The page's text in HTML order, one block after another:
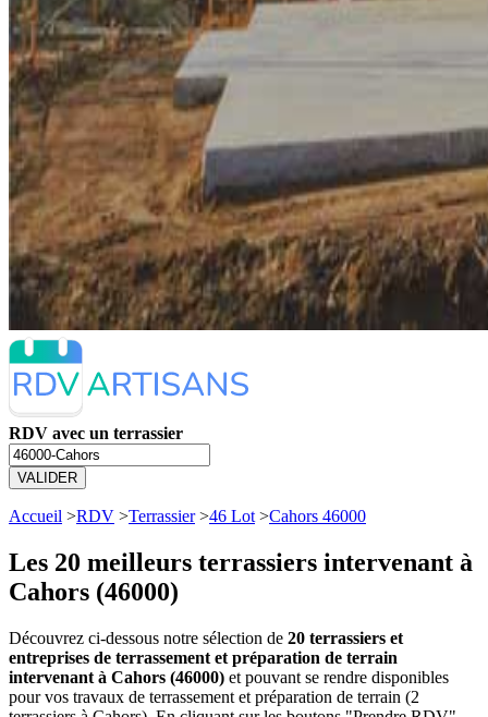
RDV avec un terrassier
VALIDER
Accueil >RDV >Terrassier>46 Lot >Cahors 46000
Les 20 meilleurs terrassiers intervenant à
Cahors (46000)
Découvrez ci-dessous notre sélection de 20 terrassiers et
entreprises de terrassement et préparation de terrain
intervenant à Cahors (46000) et pouvant se rendre disponibles
pour vos travaux de terrassement et préparation de terrain (2